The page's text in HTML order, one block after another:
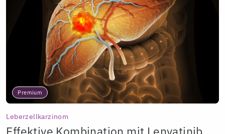
Premium
Leberzellkarzinom